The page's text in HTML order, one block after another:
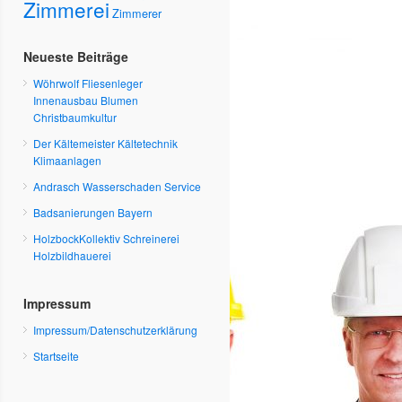
Zimmerei Zimmerer
Neueste Beiträge
Wöhrwolf Fliesenleger
Innenausbau Blumen
Christbaumkultur
Der Kältemeister Kältetechnik
Klimaanlagen
Andrasch Wasserschaden Service
Badsanierungen Bayern
HolzbockKollektiv Schreinerei
Holzbildhauerei
Impressum
Impressum/Datenschutzerklärung
Startseite